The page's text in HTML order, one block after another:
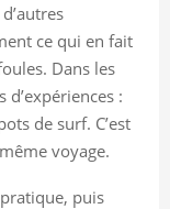
ce qui en fait
Dans les
:
de surf. C’est
voyage.
puis